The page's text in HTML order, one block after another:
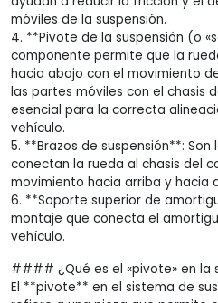
móviles de la suspensión.
4. **Pivote de la suspensión (o
componente permite que la
hacia abajo con el movimiento
las partes móviles con el chasis
esencial para la correcta
vehículo.
5. **Brazos de suspensión**:
conectan la rueda al chasis del
movimiento hacia arriba y hacia
6. **Soporte superior de
montaje que conecta el
vehículo.
#### ¿Qué es el «pivote» en la
El **pivote** en el sistema de